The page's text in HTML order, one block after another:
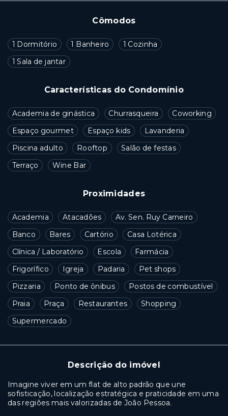
Cômodos
1 Dormitório 1 Banheiro
1 Cozinha
1 Sala de jantar
Características do Condomínio
Academia de ginástica Churrasqueira
Coworking
Espaço gourmet
Espaço kids
Lavanderia
Piscina adulto
Rooftop
Salão de festas
Terraço
Wine Bar
Proximidades
Academia Atacadões
Av. Sen. Ruy Carneiro
Banco
Bares Cartório
Casa Lotérica
Clínica / Laboratório
Escola
Farmácia
Frigorífico
Igreja Padaria
Pet shops
Pizzaria
Ponto de ônibus
Postos de combustível
Praia
Praça Restaurantes
Shopping
Supermercado
Descrição do imóvel
Imagine viver em um flat de alto padrão que une
sofisticação, localização estratégica e praticidade em uma
das regiões mais valorizadas de João Pessoa.